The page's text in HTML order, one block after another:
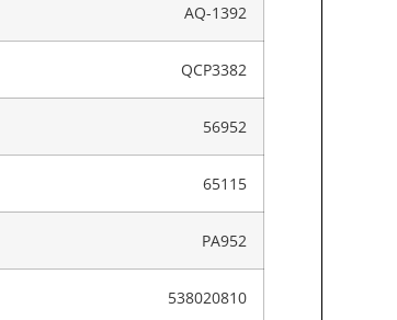
AQ-1392
QCP3382
56952
65115
PA952
538020810